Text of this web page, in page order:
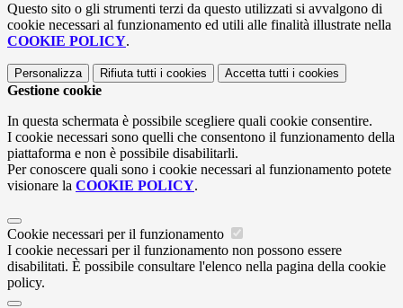
Questo sito o gli strumenti terzi da questo utilizzati si avvalgono di
cookie necessari al funzionamento ed utili alle finalità illustrate nella
COOKIE POLICY.
Personalizza Rifiuta tutti i cookies Accetta tutti i cookies
Gestione cookie
In questa schermata è possibile scegliere quali cookie consentire.
I cookie necessari sono quelli che consentono il funzionamento della
piattaforma e non è possibile disabilitarli.
Per conoscere quali sono i cookie necessari al funzionamento potete
visionare la COOKIE POLICY.
Cookie necessari per il funzionamento
I cookie necessari per il funzionamento non possono essere
disabilitati. È possibile consultare l'elenco nella pagina della cookie
policy.